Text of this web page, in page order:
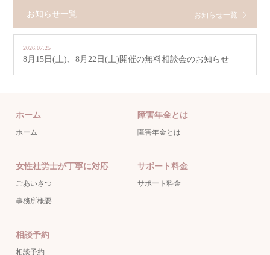
お知らせ一覧 お知らせ一覧
2026.07.25
8月15日(土)、8月22日(土)開催の無料相談会のお知らせ
ホーム
ホーム
障害年金とは
障害年金とは
女性社労士が丁寧に対応
ごあいさつ
事務所概要
サポート料金
サポート料金
相談予約
相談予約